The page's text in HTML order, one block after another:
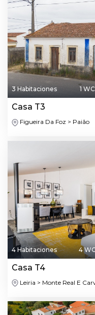
3 Habitaciones 1 WC
Casa T3
Figueira Da Foz > Paião
4 Habitaciones 4
Casa T4
Leiria > Monte Real E